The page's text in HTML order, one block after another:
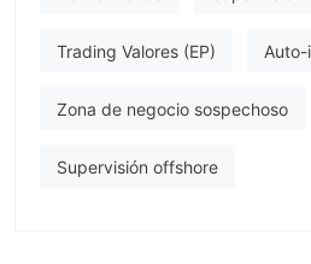
Trading Valores (EP)
Zona de negocio sospechoso
Supervisión offshore